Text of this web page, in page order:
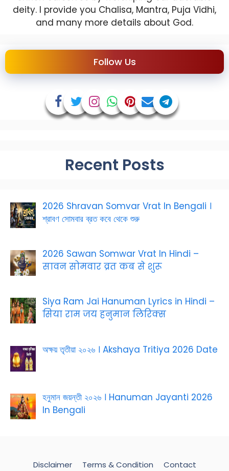
deity. I provide you Chalisa, Mantra, Puja Vidhi,
and many more details about God.
Follow Us
Recent Posts
2026 Shravan Somvar Vrat In Bengali ।
শ্রাবণ সোমবার ব্রত কবে থেকে শুরু
2026 Sawan Somwar Vrat In Hindi –
सावन सोमवार व्रत कब से शुरू
Siya Ram Jai Hanuman Lyrics in Hindi –
सिया राम जय हनुमान लिरिक्स
অক্ষয় তৃতীয়া ২০২৬ । Akshaya Tritiya 2026 Date
হনুমান জয়ন্তী ২০২৬ । Hanuman Jayanti 2026
In Bengali
Disclaimer Terms & Condition Contact